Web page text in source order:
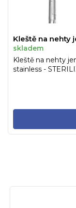
Kleště na nehty
skladem
Kleště na nehty
stainless -